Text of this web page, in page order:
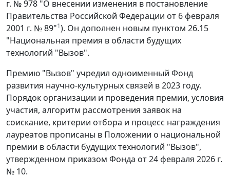
г. № 978 "О внесении изменения в постановление
Правительства Российской Федерации от 6 февраля
2001 г. № 89"1). Он дополнен новым пунктом 26.15
"Национальная премия в области будущих
технологий "Вызов".
Премию "Вызов" учредил одноименный Фонд
развития научно-культурных связей в 2023 году.
Порядок организации и проведения премии, условия
участия, алгоритм рассмотрения заявок на
соискание, критерии отбора и процесс награждения
лауреатов прописаны в Положении о национальной
премии в области будущих технологий "Вызов",
утвержденном приказом Фонда от 24 февраля 2026 г.
№ 10.